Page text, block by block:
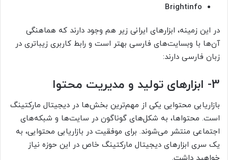
Brightinfo
در این زمینه، ابزارهای ایرانی زیر هم وجود دارند که هماهنگی
آن‌ها با وبسایت‌های فارسی بهتر است و رابط کاربری زیباتری در
زبان فارسی دارند:
3- ابزارهای تولید و مدیریت محتوا
بازاریابی محتوایی یکی از مهم‌ترین بخش‌ها در دیجیتال مارکتینگ
است. محتواها، به شکل‌های گوناگون در سایت‌ها و شبکه‌های
اجتماعی منتشر می‌شوند. برای موفقیت در بازاریابی محتوایی، به
یک سری ابزارهای دیجیتال مارکتینگ خاص در این حوزه نیاز